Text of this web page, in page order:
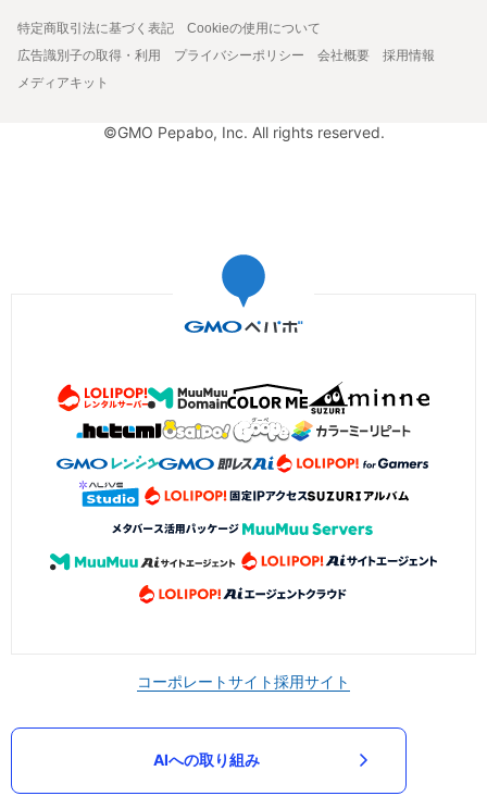
特定商取引法に基づく表記
Cookieの使用について
広告識別子の取得・利用
プライバシーポリシー 会社概要
採用情報
メディアキット
©GMO Pepabo, Inc. All rights reserved.
コーポレートサイト採用サイト
AIへの取り組み